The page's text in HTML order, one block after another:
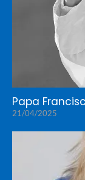
Papa
21/04/2025